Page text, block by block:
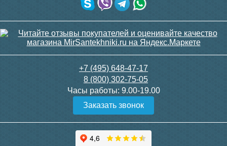
+7 (495) 648-47-17
8 (800) 302-75-05
Часы работы: 9.00-19.00
Заказать звонок